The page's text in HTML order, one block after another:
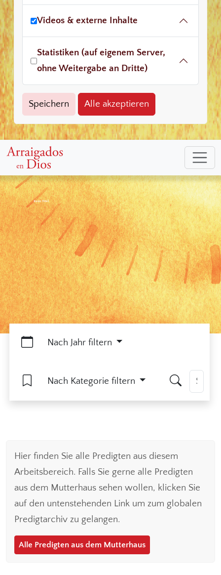
Videos & externe Inhalte
Statistiken (auf eigenem Server,
ohne Weitergabe an Dritte)
Kein Titel
Nach Jahr filtern
Nach Kategorie filtern
Hier finden Sie alle Predigten aus diesem
Arbeitsbereich. Falls Sie gerne alle Predigten
aus dem Mutterhaus sehen wollen, klicken Sie
auf den untenstehenden Link um zum globalen
Predigtarchiv zu gelangen.
Alle Predigten aus dem Mutterhaus